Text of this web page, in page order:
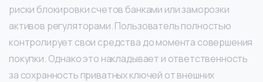
риски блокировки счетов банками или заморозки
активов регуляторами. Пользователь полностью
контролирует свои средства до момента совершения
покупки. Однако это накладывает и ответственность
за сохранность приватных ключей от внешних